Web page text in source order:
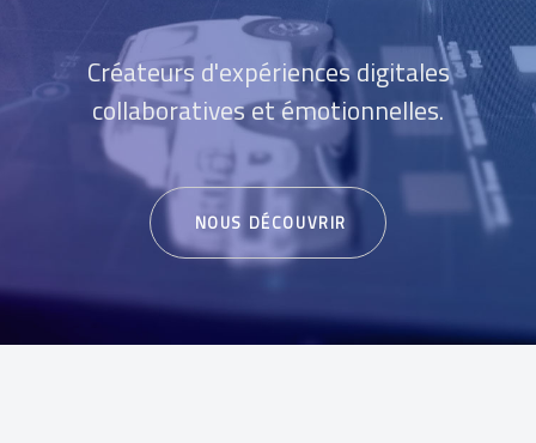
Créateurs d'expériences digitales
collaboratives et émotionnelles.
NOUS DÉCOUVRIR